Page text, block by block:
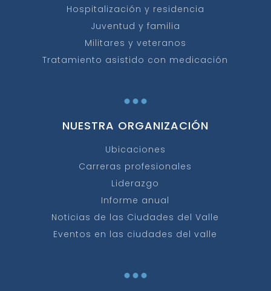
Hospitalización y residencia
Juventud y familia
Militares y veteranos
Tratamiento asistido con medicación
...
NUESTRA ORGANIZACIÓN
Ubicaciones
Carreras profesionales
Liderazgo
Informe anual
Noticias de las Ciudades del Valle
Eventos en las ciudades del valle
...